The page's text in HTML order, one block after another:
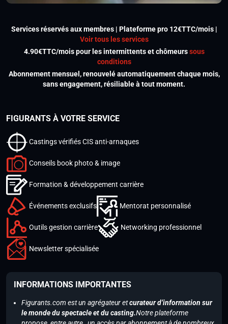
Services réservés aux membres | Plateforme pro 12€TTC/mois |
Voir tous les services
4.90€TTC/mois pour les intermittents et chômeurssous
conditions
Abonnement mensuel, renouvelé automatiquement chaque mois,
sans engagement, résiliable à tout moment.
FIGURANTS À VOTRE SERVICE
Castings vérifiés CIS anti-arnaques
Conseils book photo & image
Formation & développement carrière
Événements exclusifs Mentorat personnalisé
Outils gestion carrière Networking professionnel
Newsletter spécialisée
INFORMATIONS IMPORTANTES
Figurants.com est un agrégateur etcurateur d’information sur
le monde du spectacle et du casting.Notre plateforme